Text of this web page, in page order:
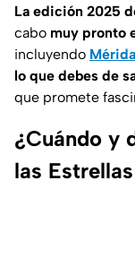
La edición 2025
cabo muy pronto
incluyendo Mérida
lo que debes de
que promete
¿Cuándo y
las